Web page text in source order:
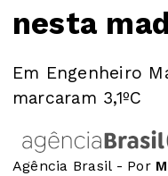
nesta
Em Engenheiro
marcaram 3,1ºC
Agência Brasil - Por